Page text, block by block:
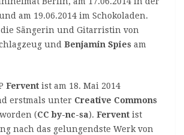
am 19.06.2014 im Schokoladen.
Sängerin und Gitarristin von
und Benjamin Spies am
Fervent ist am 18. Mai 2014
erstmals unter Creative Commons
(CC by-nc-sa). Fervent ist
nach das gelungendste Werk von